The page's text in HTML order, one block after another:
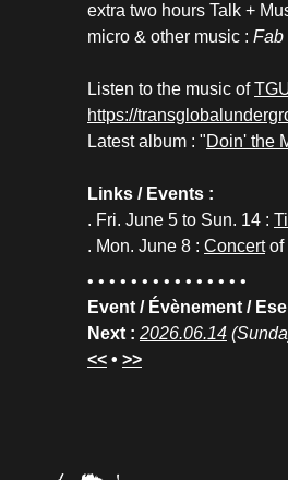
extra two hours Talk +
micro & other music : Fab
Listen to the music of
https://
Latest album : "Doin' the
Links / Events :
. Fri. June 5 to Sun. 14 :
. Mon. June 8 : Concertof
• • • • • • • • • • • • • • •
Event / Évènement /
Next : 2026.06.14
<< • >>